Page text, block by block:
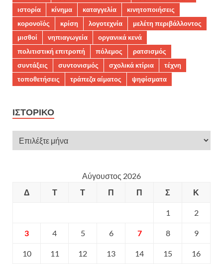
ιστορία
κίνημα καταγγελία
κινητοποιήσεις
κορονοϊός
κρίση λογοτεχνία
μελέτη περιβάλλοντος
μισθοί
νηπιαγωγεία
οργανικά κενά
πολιτιστική επιτροπή
πόλεμος
ρατσισμός
συντάξεις
συντονισμός σχολικά κτίρια
τέχνη
τοποθετήσεις
τράπεζα αίματος ψηφίσματα
ΙΣΤΟΡΙΚΌ
Αύγουστος 2026
Δ
Τ Τ Π Π Σ Κ
1 2
3 4 5 6 7 8 9
10 11 12 13 14 15 16